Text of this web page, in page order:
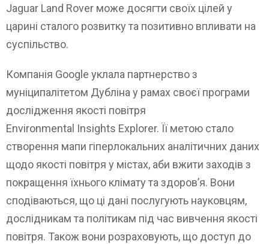
Jaguar Land Rover може досягти своїх цілей у
царині сталого розвитку та позитивно впливати на
суспільство.
Компанія Google уклала партнерство з
муніципалітетом Дубліна у рамах своєї програми
дослідження якості повітря
Environmental Insights Explorer. Її метою стало
створення мапи гіперлокальних аналітичних даних
щодо якості повітря у містах, аби вжити заходів з
покращення їхнього клімату та здоров’я. Вони
сподіваються, що ці дані послугують науковцям,
дослідникам та політикам під час вивчення якості
повітря. Також вони розраховують, що доступ до